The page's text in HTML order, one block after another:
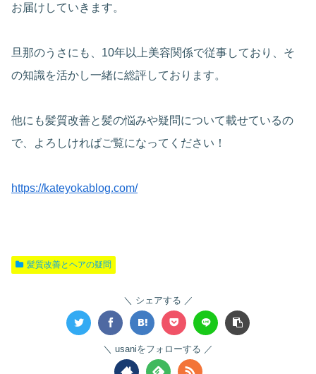
お届けしていきます。
旦那のうさにも、10年以上美容関係で従事しており、そ
の知識を活かし一緒に総評しております。
他にも髪質改善と髪の悩みや疑問について載せているの
で、よろしければご覧になってください！
https://kateyokablog.com/
髪質改善とヘアの疑問
シェアする
usaniをフォローする